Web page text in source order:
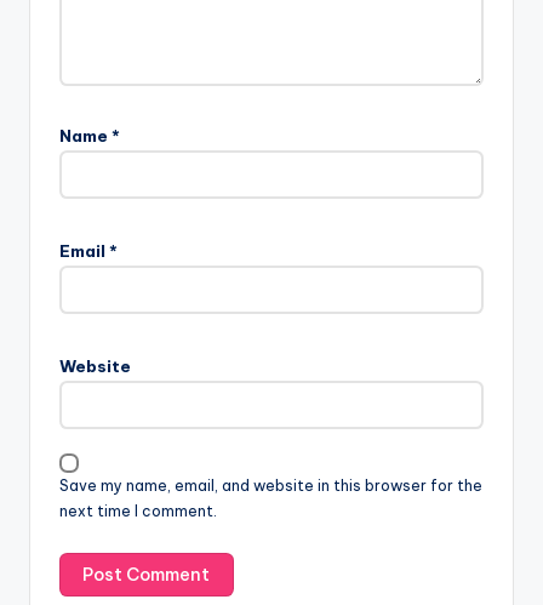
Name *
Email *
Website
Save my name, email, and website in this browser for the
next time I comment.